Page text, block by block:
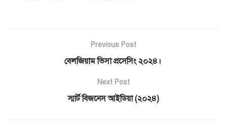
Previous Post
বেলজিয়াম ভিসা প্রসেসিং ২০২৪।
Next Post
স্মার্ট বিজনেস আইডিয়া (২০২৪)